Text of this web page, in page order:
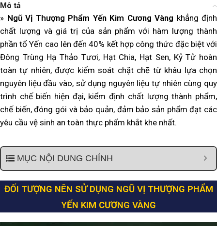
Mô tả
» Ngũ Vị Thượng Phẩm Yến Kim Cương Vàng khẳng định
chất lượng và giá trị của sản phẩm với hàm lượng thành
phần tổ Yến cao lên đến 40% kết hợp công thức đặc biệt với
Đông Trùng Hạ Thảo Tươi, Hạt Chia, Hạt Sen, Kỷ Tử hoàn
toàn tự nhiên, được kiểm soát chặt chẽ từ khâu lựa chọn
nguyên liệu đầu vào, sử dụng nguyên liệu tự nhiên cùng quy
trình chế biến hiện đại, kiểm định chất lượng thành phẩm,
chế biến, đóng gói và bảo quản, đảm bảo sản phẩm đạt các
yêu cầu vệ sinh an toàn thực phẩm khắt khe nhất.
MỤC NỘI DUNG CHÍNH
ĐỐI TƯỢNG NÊN SỬ DỤNG NGŨ VỊ THƯỢNG PHẨM
YẾN KIM CƯƠNG VÀNG